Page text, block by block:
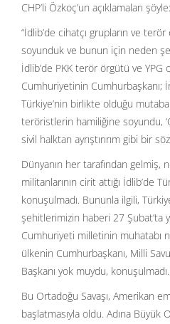
CHP’li Özkoç’un açıklamaları şöyle:
“İdlib’de cihatçı grupların ve
soyunduk ve bunun için neden
İdlib’de PKK terör örgütü ve YPG
Cumhuriyetinin Cumhurbaşkanı;
Türkiye’nin birlikte olduğu
teröristlerin hamiliğine soyundu,
sivil halktan ayrıştırırım gibi bir
Dünyanın her tarafından gelmiş,
militanlarının cirit attığı İdlib’de
konuşulmadı. Bununla ilgili,
şehitlerimizin haberi 27 Şubat’ta
Cumhuriyeti milletinin muhatabı
ülkenin Cumhurbaşkanı, Milli
Başkanı yok muydu, konuşulmadı.
Bu Ortadoğu Savaşı, Amerikan
başlatmasıyla oldu. Adına